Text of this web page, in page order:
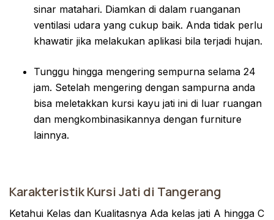
sinar matahari. Diamkan di dalam ruanganan
ventilasi udara yang cukup baik. Anda tidak perlu
khawatir jika melakukan aplikasi bila terjadi hujan.
Tunggu hingga mengering sempurna selama 24
jam. Setelah mengering dengan sampurna anda
bisa meletakkan kursi kayu jati ini di luar ruangan
dan mengkombinasikannya dengan furniture
lainnya.
Karakteristik Kursi Jati di Tangerang
Ketahui Kelas dan Kualitasnya Ada kelas jati A hingga C